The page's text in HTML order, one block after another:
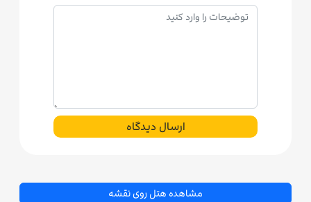
ارسال دیدگاه
مشاهده هتل روی نقشه